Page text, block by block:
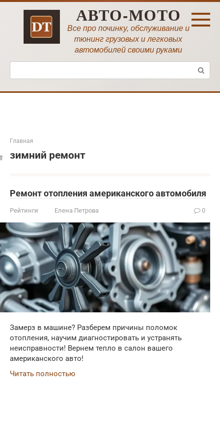
Перейти
АВТО-МОТО
Все про починку, обслуживание и
тюнинг грузовых и легковых
автомобилей своими руками
Поиск:
Главная
зимний ремонт
Ремонт отопления американского автомобиля
Рейтинги Елена Петрова 0
Замерз в машине? Разберем причины поломок
отопления, научим диагностировать и устранять
неисправности! Вернем тепло в салон вашего
американского авто!
Читать полностью